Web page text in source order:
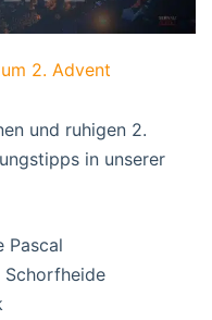
und ruhigen 2.
in unserer
Pascal
Schorfheide